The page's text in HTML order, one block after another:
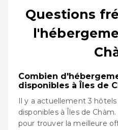
Questions
Combien
disponibles à Îles de
Il y a actuellement 3
disponibles à Îles de
pour trouver la meilleure